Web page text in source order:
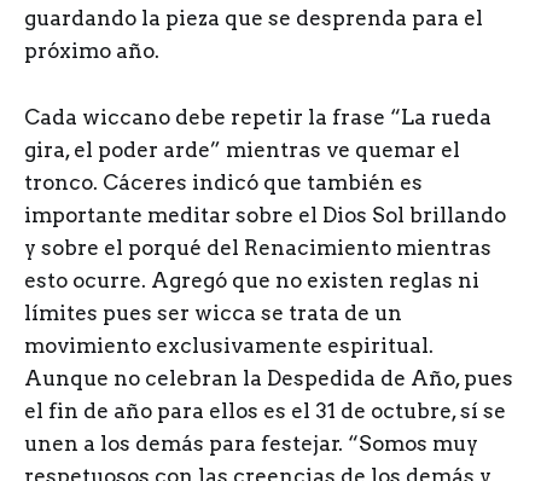
guardando la pieza que se desprenda para el
próximo año.
Cada wiccano debe repetir la frase “La rueda
gira, el poder arde” mientras ve quemar el
tronco. Cáceres indicó que también es
importante meditar sobre el Dios Sol brillando
y sobre el porqué del Renacimiento mientras
esto ocurre. Agregó que no existen reglas ni
límites pues ser wicca se trata de un
movimiento exclusivamente espiritual.
Aunque no celebran la Despedida de Año, pues
el fin de año para ellos es el 31 de octubre, sí se
unen a los demás para festejar. “Somos muy
respetuosos con las creencias de los demás y